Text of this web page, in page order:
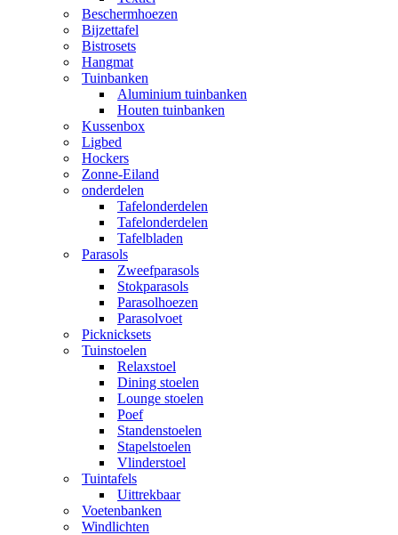
Beschermhoezen
Bijzettafel
Bistrosets
Hangmat
Tuinbanken
Aluminium tuinbanken
Houten tuinbanken
Kussenbox
Ligbed
Hockers
Zonne-Eiland
onderdelen
Tafelonderdelen
Tafelonderdelen
Tafelbladen
Parasols
Zweefparasols
Stokparasols
Parasolhoezen
Parasolvoet
Picknicksets
Tuinstoelen
Relaxstoel
Dining stoelen
Lounge stoelen
Poef
Standenstoelen
Stapelstoelen
Vlinderstoel
Tuintafels
Uittrekbaar
Voetenbanken
Windlichten